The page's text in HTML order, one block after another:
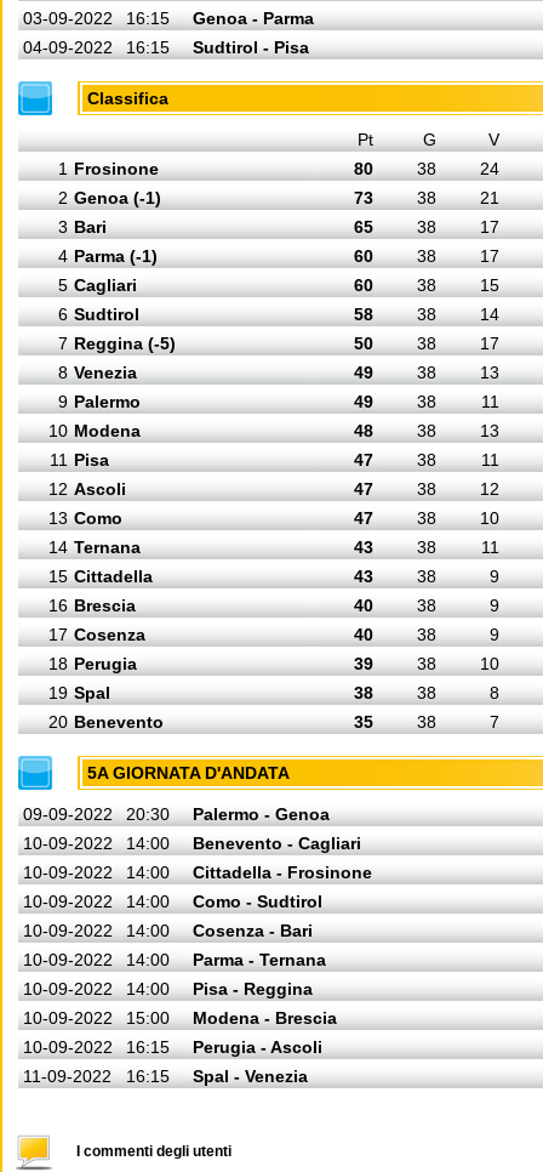
03-09-2022
16:15
Genoa - Parma
04-09-2022
16:15 Sudtirol - Pisa
Classifica
Pt G
V
1 Frosinone 80 38
24
2 Genoa (-1) 73 38
21
3 Bari 65 38
17
4 Parma (-1) 60 38
17
5 Cagliari 60 38
15
6 Sudtirol 58 38
14
7 Reggina (-5) 50 38
17
8 Venezia 49 38
13
9 Palermo 49 38
11
10 Modena 48 38
13
11 Pisa 47 38
11
12 Ascoli 47 38
12
13 Como 47 38
10
14 Ternana 43 38
11
15 Cittadella 43 38
9
16 Brescia 40 38
9
17 Cosenza 40 38
9
18 Perugia 39 38
10
19 Spal 38 38
8
20 Benevento 35 38 7
5A GIORNATA D'ANDATA
09-09-2022 20:30
Palermo - Genoa
10-09-2022
14:00
Benevento - Cagliari
10-09-2022
14:00
Cittadella - Frosinone
10-09-2022
14:00
Como - Sudtirol
10-09-2022
14:00
Cosenza - Bari
10-09-2022
14:00
Parma - Ternana
10-09-2022
14:00
Pisa - Reggina
10-09-2022
15:00
Modena - Brescia
10-09-2022
16:15
Perugia - Ascoli
11-09-2022
16:15 Spal - Venezia
I commenti degli utenti